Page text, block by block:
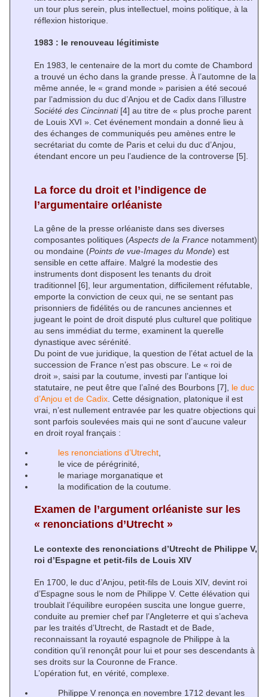
un tour plus serein, plus intellectuel, moins politique, à la
réflexion historique.
1983 : le renouveau légitimiste
En 1983, le centenaire de la mort du comte de Chambord
a trouvé un écho dans la grande presse. À l’automne de la
même année, le « grand monde » parisien a été secoué
par l’admission du duc d’Anjou et de Cadix dans l’illustre
Société des Cincinnati[4] au titre de « plus proche parent
de Louis XVI ». Cet événement mondain a donné lieu à
des échanges de communiqués peu amènes entre le
secrétariat du comte de Paris et celui du duc d’Anjou,
étendant encore un peu l’audience de la controverse [5]
La force du droit et l’indigence de
l’argumentaire orléaniste
La gêne de la presse orléaniste dans ses diverses
composantes politiques (Aspects de la France notamment)
ou mondaine (Points de vue-Images du Monde) est
sensible en cette affaire. Malgré la modestie des
instruments dont disposent les tenants du droit
traditionnel [6] , leur argumentation, difficilement réfutable,
emporte la conviction de ceux qui, ne se sentant pas
prisonniers de fidélités ou de rancunes anciennes et
jugeant le point de droit disputé plus culturel que politique
au sens immédiat du terme, examinent la querelle
dynastique avec sérénité.
Du point de vue juridique, la question de l’état actuel de la
succession de France n’est pas obscure. Le « roi de
droit », saisi par la coutume, investi par l’antique loi
statutaire, ne peut être que l’aîné des Bourbons [7]
le duc
d’Anjou et de Cadix . Cette désignation, platonique il est
vrai, n’est nullement entravée par les quatre objections qui
sont parfois soulevées mais qui ne sont d’aucune valeur
en droit royal français :
les renonciations d’Utrecht
le vice de pérégrinité,
le mariage morganatique et
la modification de la coutume.
Examen de l’argument orléaniste sur les
« renonciations d’Utrecht »
Le contexte des renonciations d’Utrecht de Philippe V,
roi d’Espagne et petit-fils de Louis XIV
En 1700, le duc d’Anjou, petit-fils de Louis XIV, devint roi
d’Espagne sous le nom de Philippe V. Cette élévation qui
troublait l’équilibre européen suscita une longue guerre,
conduite au premier chef par l’Angleterre et qui s’acheva
par les traités d’Utrecht, de Rastadt et de Bade,
reconnaissant la royauté espagnole de Philippe à la
condition qu’il renonçât pour lui et pour ses descendants à
ses droits sur la Couronne de France.
L’opération fut, en vérité, complexe.
Philippe V renonça en novembre 1712 devant les